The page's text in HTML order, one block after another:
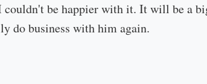
be happier with it. It will be a
do business with him again.